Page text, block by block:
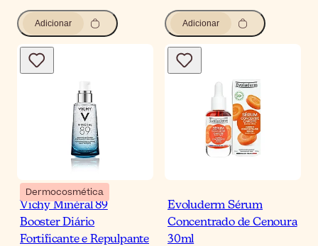
Adicionar Adicionar
Dermocosmética
Vichy Minéral 89
Booster Diário
Fortificante e Repulpante
Evoluderm Sérum
Concentrado de Cenoura
30ml